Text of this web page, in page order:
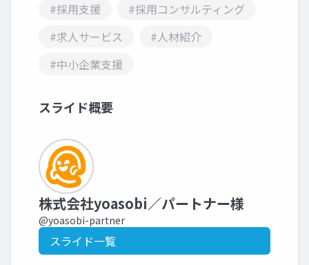
#採用支援
#採用コンサルティング
#求人サービス
#人材紹介
#中小企業支援
スライド概要
株式会社yoasobi／パートナー様
@yoasobi-partner
スライド一覧